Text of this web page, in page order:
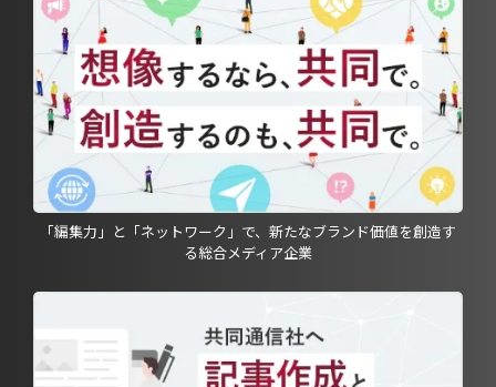
「編集力」と「ネットワーク」で、新たなブランド価値を創造す
る総合メディア企業